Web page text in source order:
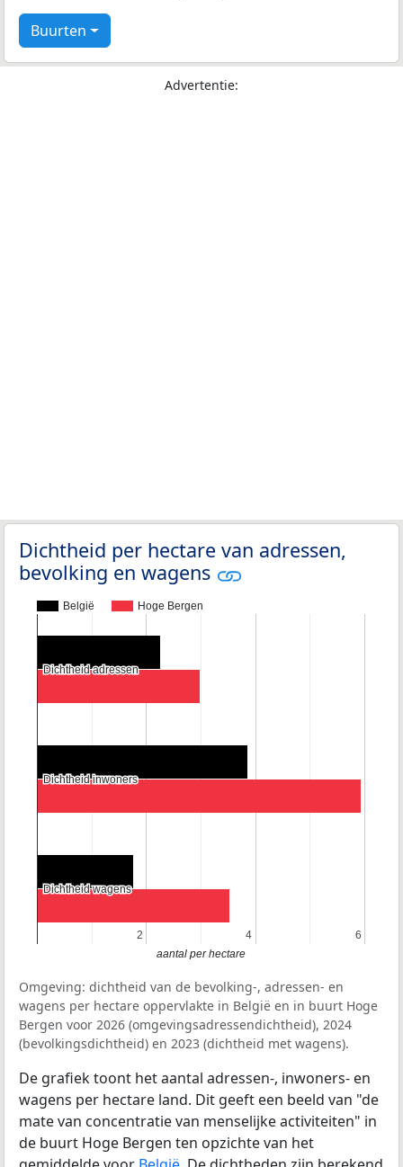
Buurten
Advertentie:
Dichtheid per hectare van adressen,
bevolking en wagens
België Hoge Bergen
2
2 4
4 6
6
Dichtheid adressen
Dichtheid adressen
Dichtheid inwoners
Dichtheid inwoners
Dichtheid wagens
Dichtheid wagens
aantal per hectare
Omgeving: dichtheid van de bevolking-, adressen- en
wagens per hectare oppervlakte in België en in buurt Hoge
Bergen voor 2026 (omgevingsadressendichtheid), 2024
(bevolkingsdichtheid) en 2023 (dichtheid met wagens).
De grafiek toont het aantal adressen-, inwoners- en
wagens per hectare land. Dit geeft een beeld van "de
mate van concentratie van menselijke activiteiten" in
de buurt Hoge Bergen ten opzichte van het